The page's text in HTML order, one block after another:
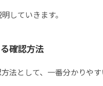
していきます。
確認方法
法として、一番分かりや